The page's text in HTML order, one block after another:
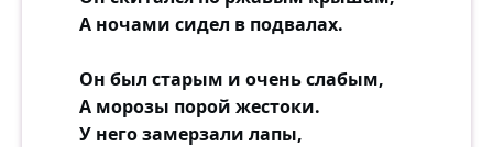
А ночами сидел в подвалах.
Он был старым и очень слабым,
А морозы порой жестоки.
У него замерзали лапы,